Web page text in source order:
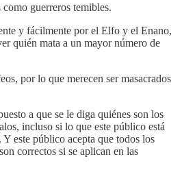
guerreros temibles.
y fácilmente por el Elfo y el Enano,
quién mata a un mayor número de
por lo que merecen ser masacrados
a que se le diga quiénes son los
incluso si lo que este público está
este público acepta que todos los
correctos si se aplican en las